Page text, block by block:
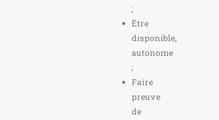
;
Être
disponible,
autonome
;
Faire
preuve
de